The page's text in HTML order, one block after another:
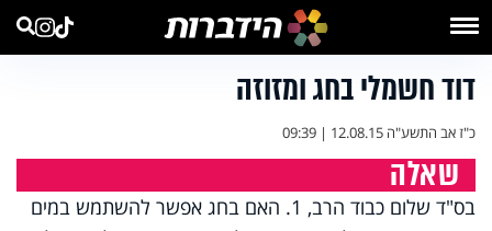
דוד חשמלי בחג ומזוזה
כ"ז אב התשע"ה 12.08.15 | 09:39
שאלה
בס"ד שלום כבוד הרב, 1. האם בחג אפשר להשתמש במים